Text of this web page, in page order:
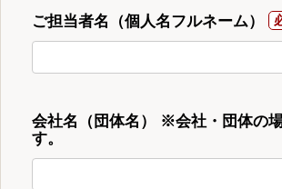
ご担当者名（個人名フルネーム）
会社名（団体名） ※会社・団体の
す。